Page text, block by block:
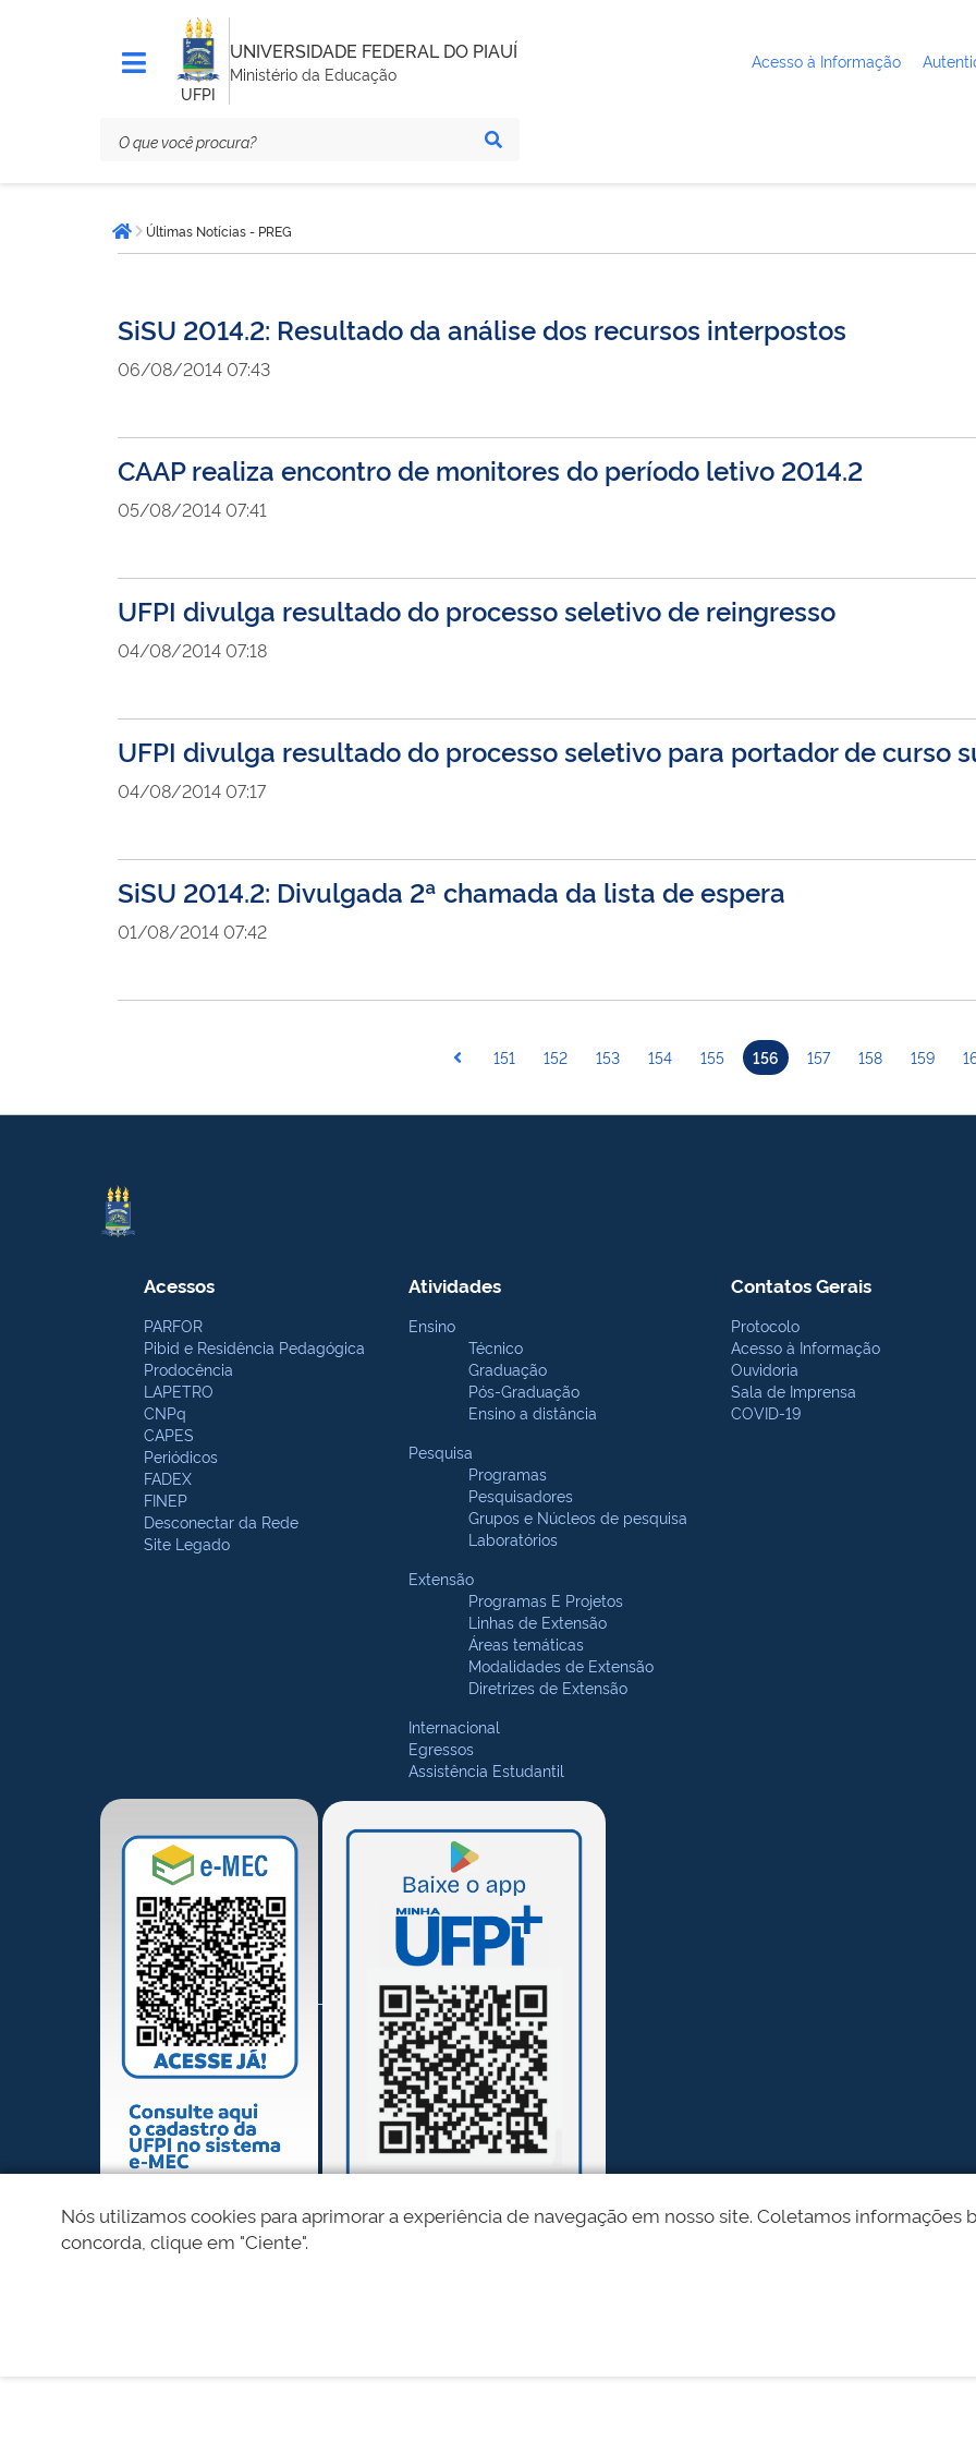
UFPI
UNIVERSIDADE FEDERAL DO PIAUÍ
Ministério da Educação
Acesso à Informação
está
aqui:Página inicial
Últimas Notícias - PREG
SiSU 2014.2: Resultado da análise dos recursos interpostos
06/08/2014 07:43
CAAP realiza encontro de monitores do período letivo 2014.2
05/08/2014 07:41
UFPI divulga resultado do processo seletivo de reingresso
04/08/2014 07:18
UFPI divulga resultado do processo seletivo para portador de curso
04/08/2014 07:17
SiSU 2014.2: Divulgada 2ª chamada da lista de espera
01/08/2014 07:42
151 152 153 154 155 156 157 158 159
Acessos
PARFOR
Pibid e Residência Pedagógica
Prodocência
LAPETRO
CNPq
CAPES
Periódicos
FADEX
FINEP
Desconectar da Rede
Site Legado
Atividades
Ensino
Técnico
Graduação
Pós-Graduação
Ensino a distância
Pesquisa
Programas
Pesquisadores
Grupos e Núcleos de pesquisa
Laboratórios
Extensão
Programas E Projetos
Linhas de Extensão
Áreas temáticas
Modalidades de Extensão
Diretrizes de Extensão
Internacional
Egressos
Assistência Estudantil
Contatos Gerais
Protocolo
Acesso à Informação
Ouvidoria
Sala de Imprensa
COVID-19
Nós utilizamos cookies para aprimorar a experiência de navegação em nosso site. Coletamos informações
concorda, clique em "Ciente".